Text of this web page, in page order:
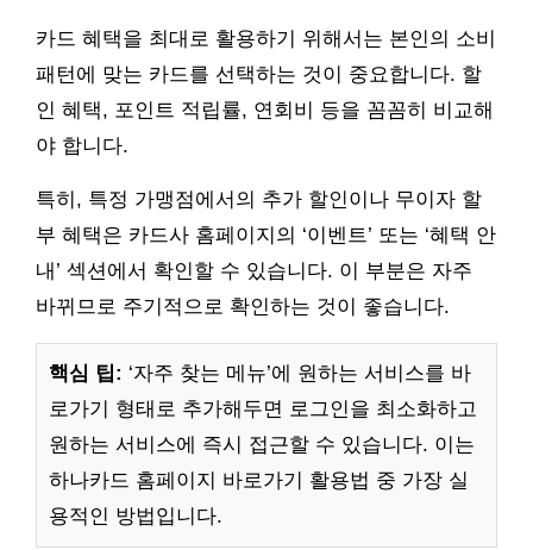
카드 혜택을 최대로 활용하기 위해서는 본인의 소비
패턴에 맞는 카드를 선택하는 것이 중요합니다. 할
인 혜택, 포인트 적립률, 연회비 등을 꼼꼼히 비교해
야 합니다.
특히, 특정 가맹점에서의 추가 할인이나 무이자 할
부 혜택은 카드사 홈페이지의 ‘이벤트’ 또는 ‘혜택 안
내’ 섹션에서 확인할 수 있습니다. 이 부분은 자주
바뀌므로 주기적으로 확인하는 것이 좋습니다.
핵심 팁: ‘자주 찾는 메뉴’에 원하는 서비스를 바
로가기 형태로 추가해두면 로그인을 최소화하고
원하는 서비스에 즉시 접근할 수 있습니다. 이는
하나카드 홈페이지 바로가기 활용법 중 가장 실
용적인 방법입니다.